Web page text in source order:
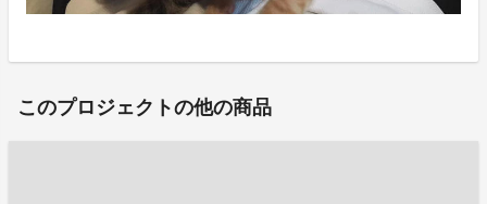
このプロジェクトの他の商品